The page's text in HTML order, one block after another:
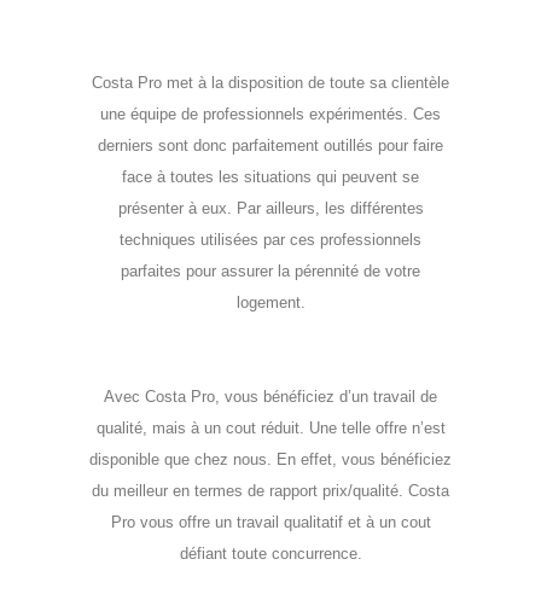
Costa Pro met à la disposition de toute sa clientèle
une équipe de professionnels expérimentés. Ces
derniers sont donc parfaitement outillés pour faire
face à toutes les situations qui peuvent se
présenter à eux. Par ailleurs, les différentes
techniques utilisées par ces professionnels
parfaites pour assurer la pérennité de votre
logement.
Avec Costa Pro, vous bénéficiez d’un travail de
qualité, mais à un cout réduit. Une telle offre n’est
disponible que chez nous. En effet, vous bénéficiez
du meilleur en termes de rapport prix/qualité. Costa
Pro vous offre un travail qualitatif et à un cout
défiant toute concurrence.